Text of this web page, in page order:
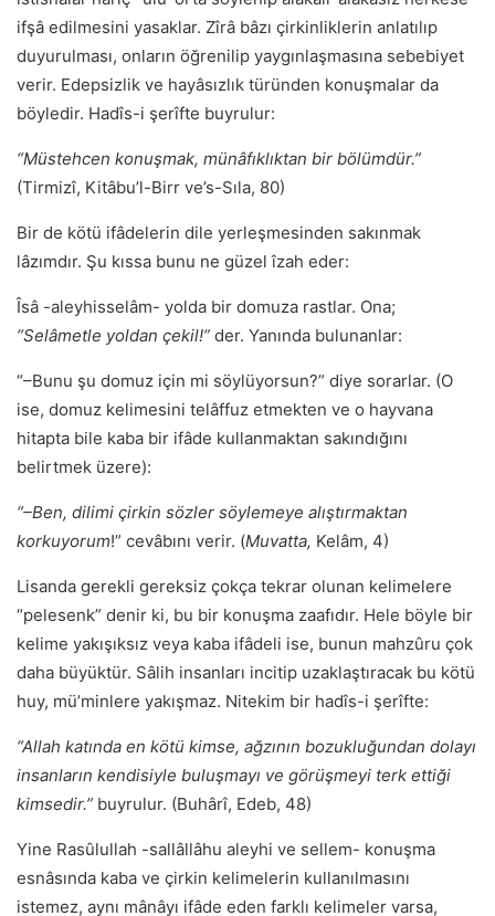
ifşâ edilmesini yasaklar. Zîrâ bâzı çirkinliklerin anlatılıp
duyurulması, onların öğrenilip yaygınlaşmasına sebebiyet
verir. Edepsizlik ve hayâsızlık türünden konuşmalar da
böyledir. Hadîs-i şerîfte buyrulur:
“Müstehcen konuşmak, münâfıklıktan bir bölümdür.”
(Tirmizî, Kitâbu’l-Birr ve’s-Sıla, 80)
Bir de kötü ifâdelerin dile yerleşmesinden sakınmak
lâzımdır. Şu kıssa bunu ne güzel îzah eder:
Îsâ -aleyhisselâm- yolda bir domuza rastlar. Ona;
“Selâmetle yoldan çekil!” der. Yanında bulunanlar:
“–Bunu şu domuz için mi söylüyorsun?” diye sorarlar. (O
ise, domuz kelimesini telâffuz etmekten ve o hayvana
hitapta bile kaba bir ifâde kullanmaktan sakındığını
belirtmek üzere):
“–Ben, dilimi çirkin sözler söylemeye alıştırmaktan
korkuyorum!” cevâbını verir. (Muvatta, Kelâm, 4)
Lisanda gerekli gereksiz çokça tekrar olunan kelimelere
“pelesenk” denir ki, bu bir konuşma zaafıdır. Hele böyle bir
kelime yakışıksız veya kaba ifâdeli ise, bunun mahzûru çok
daha büyüktür. Sâlih insanları incitip uzaklaştıracak bu kötü
huy, mü’minlere yakışmaz. Nitekim bir hadîs-i şerîfte:
“Allah katında en kötü kimse, ağzının bozukluğundan dolayı
insanların kendisiyle buluşmayı ve görüşmeyi terk ettiği
kimsedir.” buyrulur. (Buhârî, Edeb, 48)
Yine Rasûlullah -sallâllâhu aleyhi ve sellem- konuşma
esnâsında kaba ve çirkin kelimelerin kullanılmasını
istemez, aynı mânâyı ifâde eden farklı kelimeler varsa,